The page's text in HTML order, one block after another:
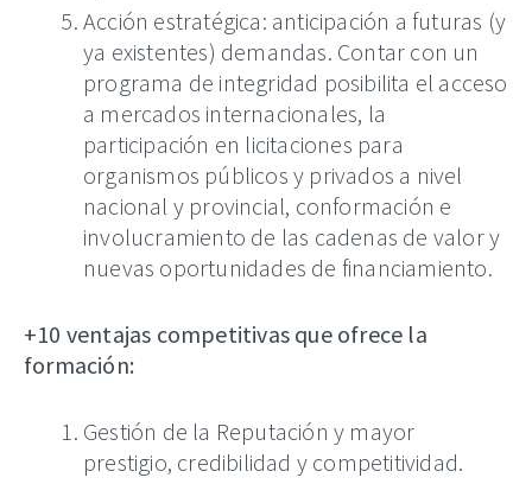
Acción estratégica: anticipación a futuras (y
ya existentes) demandas. Contar con un
programa de integridad posibilita el acceso
a mercados internacionales, la
participación en licitaciones para
organismos públicos y privados a nivel
nacional y provincial, conformación e
involucramiento de las cadenas de valor y
nuevas oportunidades de financiamiento.
+10 ventajas competitivas que ofrece la
formación:
Gestión de la Reputación y mayor
prestigio, credibilidad y competitividad.